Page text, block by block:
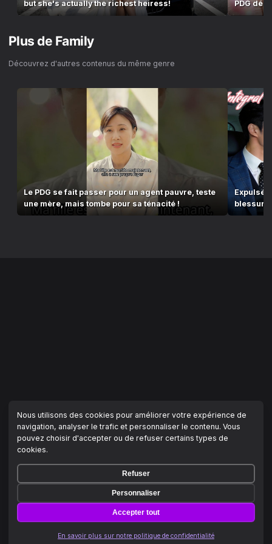
but she's actually the richest heiress!
PDG
Plus de Family
Découvrez d'autres contenus du même genre
Le PDG se fait passer pour un agent pauvre, teste
une mère, mais tombe pour sa ténacité !
blessure
Nous utilisons des cookies pour améliorer votre expérience de
navigation, analyser le trafic et personnaliser le contenu. Vous
pouvez choisir d'accepter ou de refuser certains types de
cookies.
Refuser
Personnaliser
Accepter tout
En savoir plus sur notre politique de confidentialité